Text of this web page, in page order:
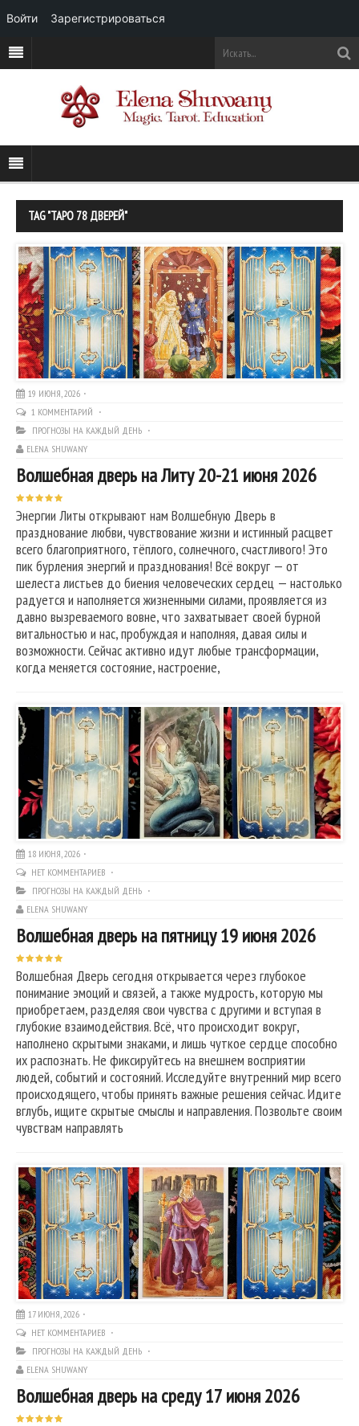
TAG "ТАРО 78 ДВЕРЕЙ"
19 ИЮНЯ, 2026
1 КОММЕНТАРИЙ
ПРОГНОЗЫ НА КАЖДЫЙ ДЕНЬ
ELENA SHUWANY
Волшебная дверь на Литу 20-21 июня 2026
Энергии Литы открывают нам Волшебную Дверь в
празднование любви, чувствование жизни и истинный расцвет
всего благоприятного, тёплого, солнечного, счастливого! Это
пик бурления энергий и празднования! Всё вокруг — от
шелеста листьев до биения человеческих сердец — настолько
радуется и наполняется жизненными силами, проявляется из
давно вызреваемого вовне, что захватывает своей бурной
витальностью и нас, пробуждая и наполняя, давая силы и
возможности. Сейчас активно идут любые трансформации,
когда меняется состояние, настроение,
18 ИЮНЯ, 2026
НЕТ КОММЕНТАРИЕВ
ПРОГНОЗЫ НА КАЖДЫЙ ДЕНЬ
ELENA SHUWANY
Волшебная дверь на пятницу 19 июня 2026
Волшебная Дверь сегодня открывается через глубокое
понимание эмоций и связей, а также мудрость, которую мы
приобретаем, разделяя свои чувства с другими и вступая в
глубокие взаимодействия. Всё, что происходит вокруг,
наполнено скрытыми знаками, и лишь чуткое сердце способно
их распознать. Не фиксируйтесь на внешнем восприятии
людей, событий и состояний. Исследуйте внутренний мир всего
происходящего, чтобы принять важные решения сейчас. Идите
вглубь, ищите скрытые смыслы и направления. Позвольте своим
чувствам направлять
17 ИЮНЯ, 2026
НЕТ КОММЕНТАРИЕВ
ПРОГНОЗЫ НА КАЖДЫЙ ДЕНЬ
ELENA SHUWANY
Волшебная дверь на среду 17 июня 2026
Войти Зарегистрироваться